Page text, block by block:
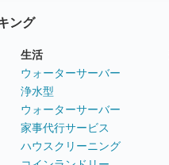
ング
生活
ウォーターサーバー
浄水型
ウォーターサーバー
家事代行サービス
ハウスクリーニング